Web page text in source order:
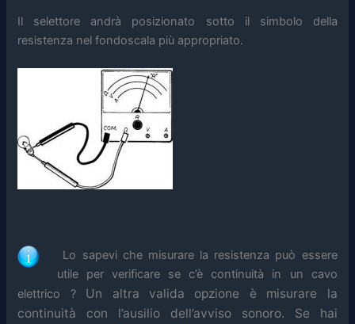
Il selettore andrà posizionato sotto il simbolo della
resistenza nel fondoscala più appropriato.
Lo sapevi che misurare la resistenza può essere
utile per verificare se c’è continuità in un cavo
elettrico ? Un altra valida opzione è misurare la
continuità con l’ausilio dell’avviso sonoro. Se hai